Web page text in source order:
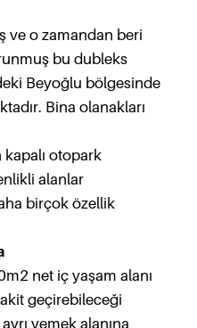
ve o zamandan beri
bu dubleks
Beyoğlu bölgesinde
Bina olanakları
otopark
alanlar
birçok özellik
net iç yaşam alanı
geçirebileceği
yemek alanına